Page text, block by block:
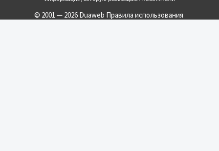
© 2001 — 2026 Duaweb Правила использования